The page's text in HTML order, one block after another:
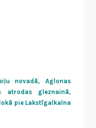
novadā, Aglonas
atrodas gleznainā,
pie Lakstīgalkalna